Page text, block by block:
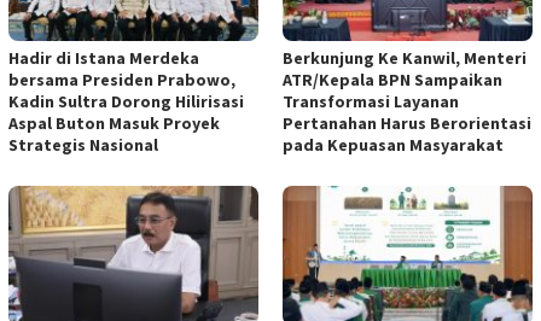
Hadir di Istana Merdeka
bersama Presiden Prabowo,
Kadin Sultra Dorong Hilirisasi
Aspal Buton Masuk Proyek
Strategis Nasional
Berkunjung Ke Kanwil, Menteri
ATR/Kepala BPN Sampaikan
Transformasi Layanan
Pertanahan Harus Berorientasi
pada Kepuasan Masyarakat